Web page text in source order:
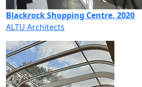
Blackrock Shopping Centre, 2020
ALTU Architects